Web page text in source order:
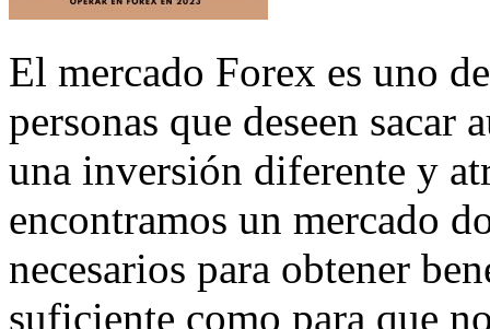
El mercado Forex es uno
personas que deseen
una inversión diferente y
encontramos un mercado
necesarios para obtener
suficiente como para que